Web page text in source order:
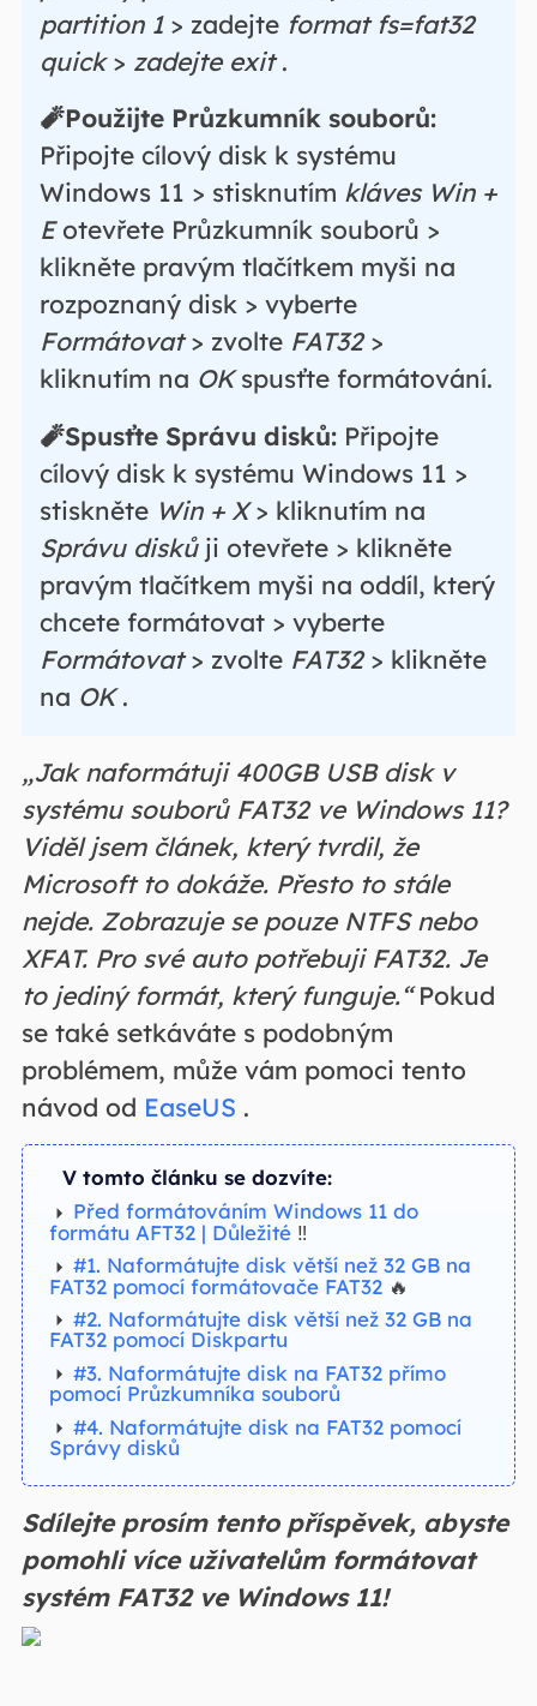
partition 1> zadejte format fs=fat32
quick> zadejte exit.
🧨Použijte Průzkumník souborů:
Připojte cílový disk k systému
Windows 11 > stisknutím kláves Win +
Eotevřete Průzkumník souborů >
klikněte pravým tlačítkem myši na
rozpoznaný disk > vyberte
Formátovat> zvolte FAT32>
kliknutím na OKspusťte formátování.
🧨Spusťte Správu disků:Připojte
cílový disk k systému Windows 11 >
stiskněte Win + X> kliknutím na
Správu diskůji otevřete > klikněte
pravým tlačítkem myši na oddíl, který
chcete formátovat > vyberte
Formátovat> zvolte FAT32> klikněte
na OK.
„Jak naformátuji 400GB USB disk v
systému souborů FAT32 ve Windows 11?
Viděl jsem článek, který tvrdil, že
Microsoft to dokáže. Přesto to stále
nejde. Zobrazuje se pouze NTFS nebo
XFAT. Pro své auto potřebuji FAT32. Je
to jediný formát, který funguje.“Pokud
se také setkáváte s podobným
problémem, může vám pomoci tento
návod od EaseUS .
V tomto článku se dozvíte:
Před formátováním Windows 11 do
formátu AFT32 | Důležité‼️
#1. Naformátujte disk větší než 32 GB na
FAT32 pomocí formátovače FAT32🔥
#2. Naformátujte disk větší než 32 GB na
FAT32 pomocí Diskpartu
#3. Naformátujte disk na FAT32 přímo
pomocí Průzkumníka souborů
#4. Naformátujte disk na FAT32 pomocí
Správy disků
Sdílejte prosím tento příspěvek, abyste
pomohli více uživatelům formátovat
systém FAT32 ve Windows 11!